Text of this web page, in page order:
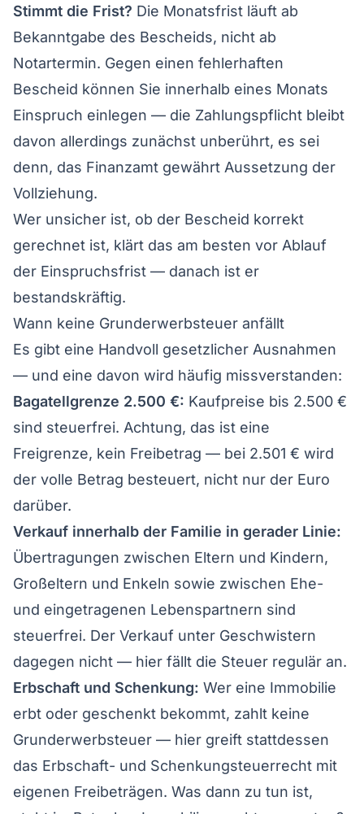
Stimmt die Frist? Die Monatsfrist läuft ab
Bekanntgabe des Bescheids, nicht ab
Notartermin. Gegen einen fehlerhaften
Bescheid können Sie innerhalb eines Monats
Einspruch einlegen — die Zahlungspflicht bleibt
davon allerdings zunächst unberührt, es sei
denn, das Finanzamt gewährt Aussetzung der
Vollziehung.
Wer unsicher ist, ob der Bescheid korrekt
gerechnet ist, klärt das am besten vor Ablauf
der Einspruchsfrist — danach ist er
bestandskräftig.
Wann keine Grunderwerbsteuer anfällt
Es gibt eine Handvoll gesetzlicher Ausnahmen
— und eine davon wird häufig missverstanden:
Bagatellgrenze 2.500 €: Kaufpreise bis 2.500 €
sind steuerfrei. Achtung, das ist eine
Freigrenze, kein Freibetrag — bei 2.501 € wird
der volle Betrag besteuert, nicht nur der Euro
darüber.
Verkauf innerhalb der Familie in gerader Linie:
Übertragungen zwischen Eltern und Kindern,
Großeltern und Enkeln sowie zwischen Ehe-
und eingetragenen Lebenspartnern sind
steuerfrei. Der Verkauf unter Geschwistern
dagegen nicht — hier fällt die Steuer regulär an.
Erbschaft und Schenkung: Wer eine Immobilie
erbt oder geschenkt bekommt, zahlt keine
Grunderwerbsteuer — hier greift stattdessen
das Erbschaft- und Schenkungsteuerrecht mit
eigenen Freibeträgen. Was dann zu tun ist,